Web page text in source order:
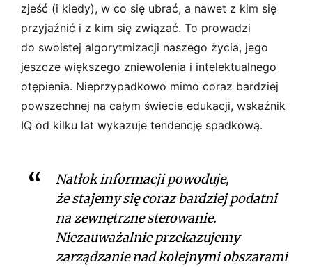
zjeść (i kiedy), w co się ubrać, a nawet z kim się
przyjaźnić i z kim się związać. To prowadzi
do swoistej algorytmizacji naszego życia, jego
jeszcze większego zniewolenia i intelektualnego
otępienia. Nieprzypadkowo mimo coraz bardziej
powszechnej na całym świecie edukacji, wskaźnik
IQ od kilku lat wykazuje tendencję spadkową.
Natłok informacji powoduje,
że stajemy się coraz bardziej podatni
na zewnętrzne sterowanie.
Niezauważalnie przekazujemy
zarządzanie nad kolejnymi obszarami